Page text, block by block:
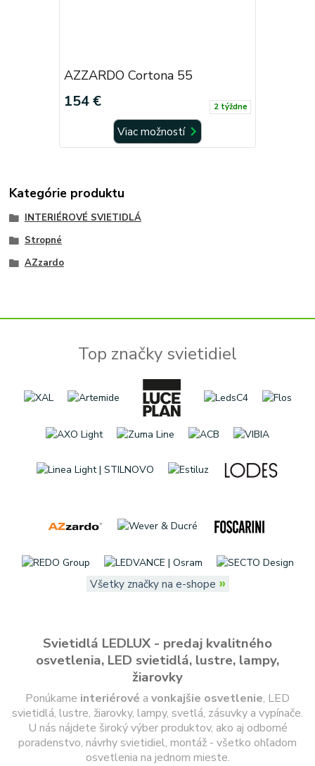
AZZARDO Cortona 55
154 € 2 týždne
Viac možností
Kategórie produktu
INTERIÉROVÉ SVIETIDLÁ
Stropné
AZzardo
Top značky svietidiel
Všetky značky na e-shope »
Svietidlá LEDLUX - predaj kvalitného
osvetlenia, LED svietidlá, lustre, lampy,
žiarovky
Ponúkame interiérové a vonkajšie osvetlenie, LED
svietidlá, lustre, žiarovky, lampy, svetlá, zásuvky a vypínače.
U nás nájdete široký výber produktov, ako aj odborné
poradenstvo, návrhy svietidiel, montáž - všetko ohľadom
osvetlenia na jednom mieste.